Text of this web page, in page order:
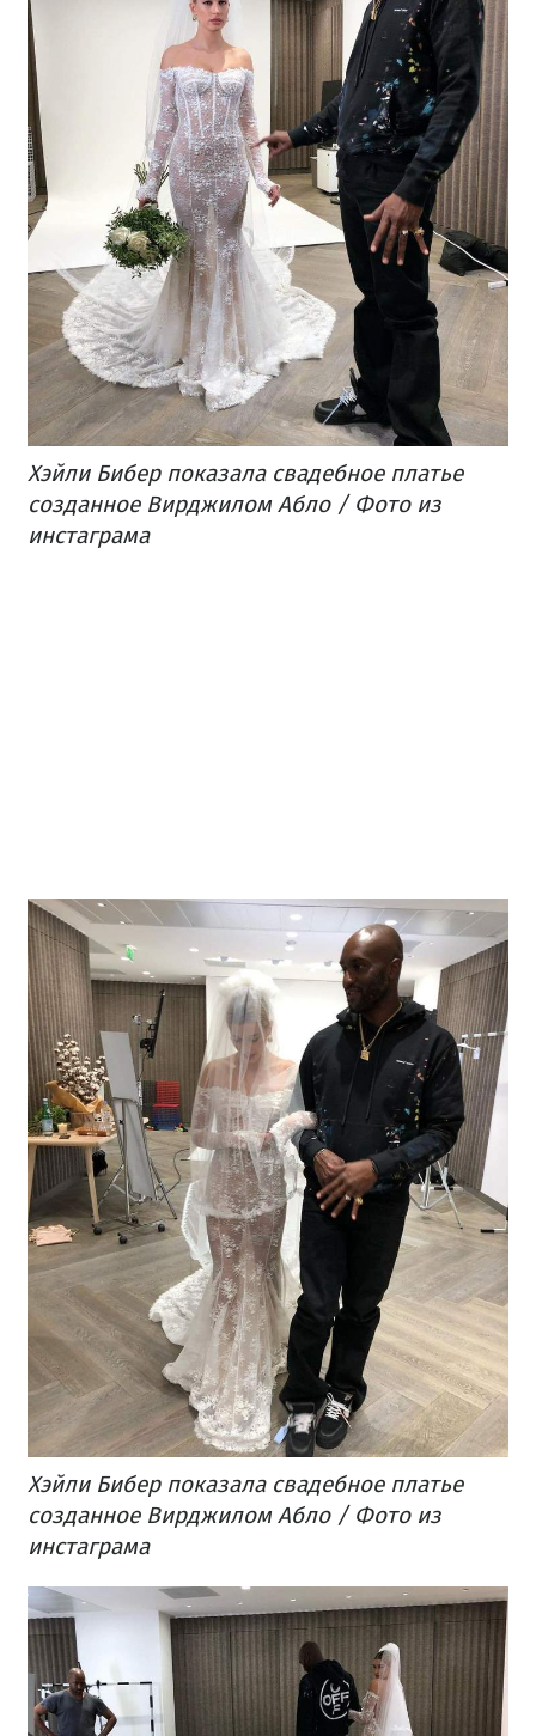
Хэйли Бибер показала свадебное платье
созданное Вирджилом Абло / Фото из
инстаграма
Хэйли Бибер показала свадебное платье
созданное Вирджилом Абло / Фото из
инстаграма